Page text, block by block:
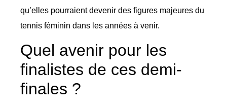
qu’elles pourraient devenir des figures majeures du
tennis féminin dans les années à venir.
Quel avenir pour les
finalistes de ces demi-
finales ?